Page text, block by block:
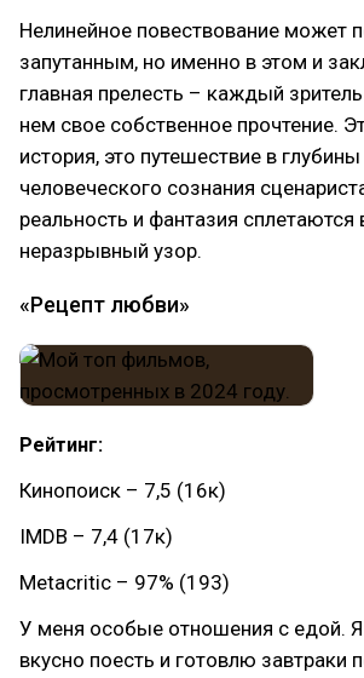
Нелинейное повествование может
запутанным, но именно в этом и
главная прелесть – каждый
нем свое собственное прочтение.
история, это путешествие в глубины
человеческого сознания
реальность и фантазия сплетаются
неразрывный узор.
«Рецепт любви»
Рейтинг:
Кинопоиск – 7,5 (16к)
IMDB – 7,4 (17к)
Metacritic – 97% (193)
У меня особые отношения с едой.
вкусно поесть и готовлю завтраки